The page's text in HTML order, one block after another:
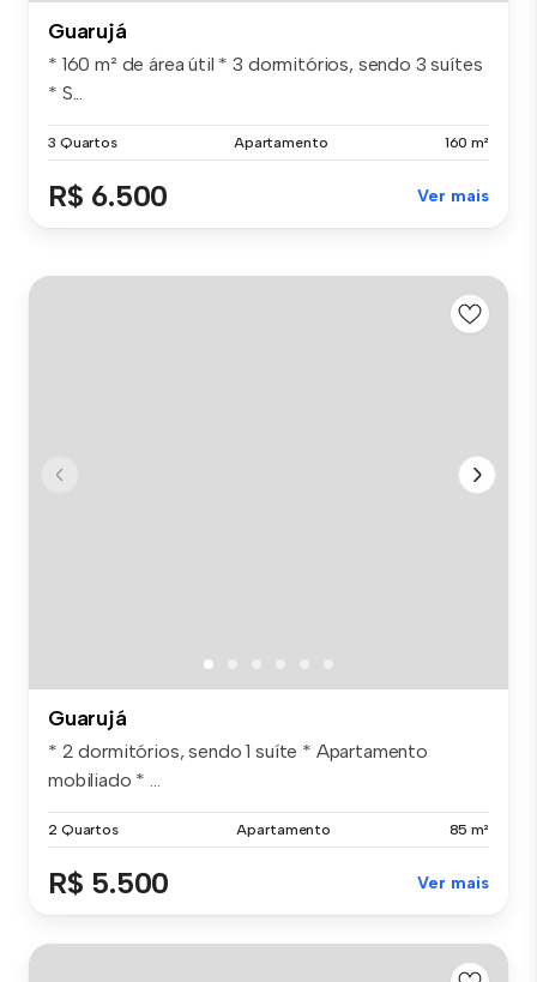
Guarujá
* 160 m² de área útil * 3 dormitórios, sendo 3 suítes
* S...
3 Quartos Apartamento 160 m²
R$ 6.500 Ver mais
Guarujá
* 2 dormitórios, sendo 1 suíte * Apartamento
mobiliado * ...
2 Quartos Apartamento 85 m²
R$ 5.500 Ver mais